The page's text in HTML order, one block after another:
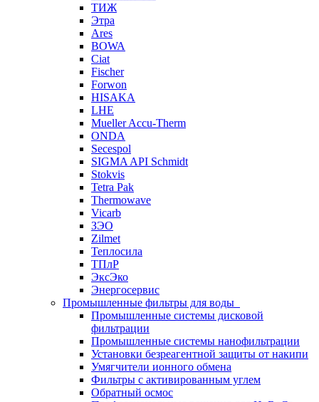
ТИЖ
Этра
Ares
BOWA
Ciat
Fischer
Forwon
HISAKA
LHE
Mueller Accu-Therm
ONDA
Secespol
SIGMA API Schmidt
Stokvis
Tetra Pak
Thermowave
Vicarb
ЗЭО
Zilmet
Теплосила
ТПлР
ЭксЭко
Энергосервис
Промышленные фильтры для воды
Промышленные системы дисковой
фильтрации
Промышленные системы нанофильтрации
Установки безреагентной защиты от накипи
Умягчители ионного обмена
Фильтры с активированным углем
Обратный осмос